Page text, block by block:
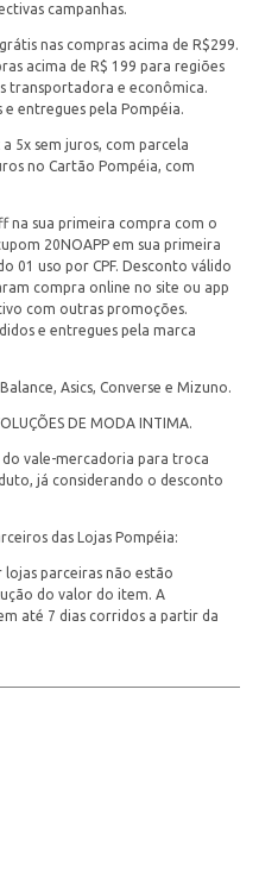
campanhas.
nas compras acima de R$299.
acima de R$ 199 para regiões
transportadora e econômica.
entregues pela Pompéia.
a 5x sem juros, com parcela
no Cartão Pompéia, com
na sua primeira compra com o
20NOAPP em sua primeira
01 uso por CPF. Desconto válido
compra online no site ou app
com outras promoções.
e entregues pela marca
Asics, Converse e Mizuno.
DE MODA INTIMA.
do vale-mercadoria para troca
já considerando o desconto
das Lojas Pompéia:
parceiras não estão
do valor do item. A
até 7 dias corridos a partir da